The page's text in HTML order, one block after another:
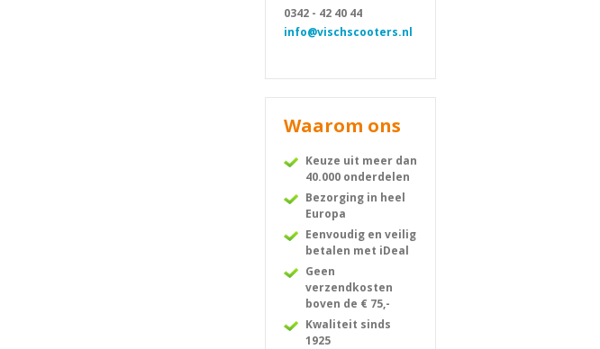
0342 - 42 40 44
info@vischscooters.nl
Waarom ons
Keuze uit meer dan
40.000 onderdelen
Bezorging in heel
Europa
Eenvoudig en veilig
betalen met iDeal
Geen
verzendkosten
boven de € 75,-
Kwaliteit sinds
1925